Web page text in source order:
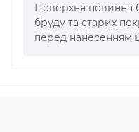
Поверхня повинна
бруду та старих
перед нанесенням